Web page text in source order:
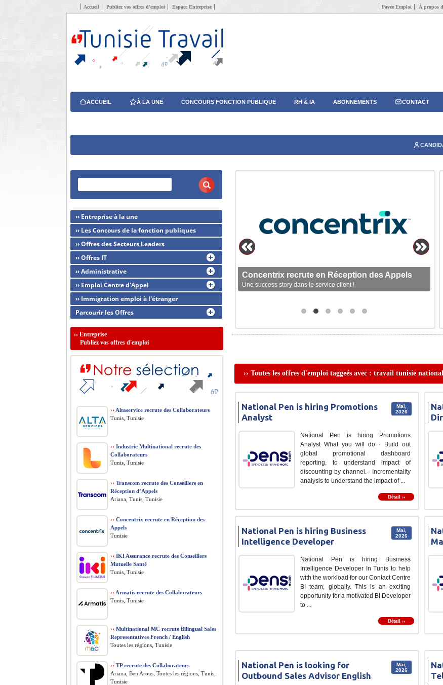
Accueil Publiez vos offres d’emploi Espace Entreprise Pavée Emploi À propos
ACCUEIL À LA UNE CONCOURS FONCTION PUBLIQUE RH & IA ABONNEMENTS CONTACT
Concentrix recrute en Réception des Appels
Une success story dans le service client !
›› Toutes les offres d'emploi taggeés avec : travail tunisie
Mai,
2026
National Pen is hiring Promotions
Analyst
National Pen is hiring Promotions
Analyst What you will do · Build out
global promotional dashboard
reporting, to understand impact of
discounting by channel. · Incrementality
analysis to understand the impact of ...
Détail ››
Mai,
2026
National Pen is hiring Business
Intelligence Developer
National Pen is hiring Business
Intelligence Developer In Tunis to help
with the workload for our Contact Centre
BI team, globally. This is an exciting
opportunity for a motivated BI Developer
to ...
Détail ››
Mai,
2026
National Pen is looking for
Outbound Sales Advisor English
›› Entreprise à la une
›› Les Concours de la fonction publiques
›› Offres des Secteurs Leaders
›› Offres IT
›› Administrative
›› Emploi Centre d'Appel
›› Immigration emploi à l'étranger
Parcourir les Offres
›› Entreprise
Publiez vos offres d'emploi
›› Altaservice recrute des Collaborateurs
Tunis, Tunisie
›› Industrie Multinational recrute des
Collaborateurs
Tunis, Tunisie
›› Transcom recrute des Conseillers en
Réception d’Appels
Ariana, Tunis, Tunisie
›› Concentrix recrute en Réception des
Appels
Tunisie
›› IKI Assurance recrute des Conseillers
Mutuelle Santé
Tunis, Tunisie
›› Armatis recrute des Collaborateurs
Tunis, Tunisie
›› Multinational MC recrute Bilingual Sales
Representatives French / English
Toutes les régions, Tunisie
›› TP recrute des Collaborateurs
Ariana, Ben Arous, Toutes les régions, Tunis,
Tunisie